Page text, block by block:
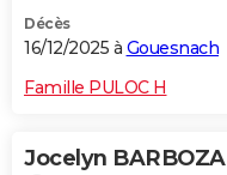
Décès
16/12/2025 à Gouesnach
Famille PULOC H
Jocelyn BARBOZA